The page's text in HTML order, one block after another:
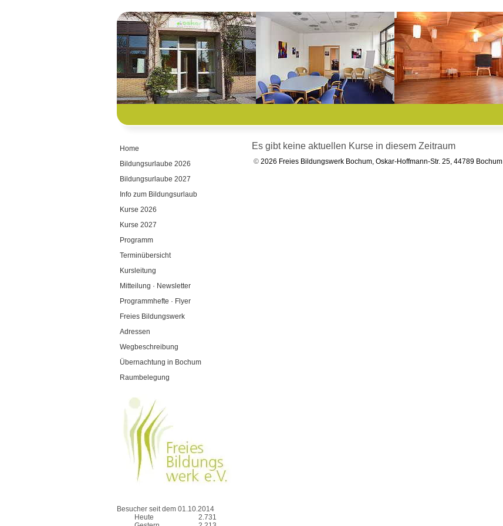
Home
Bildungsurlaube 2026
Bildungsurlaube 2027
Info zum Bildungsurlaub
Kurse 2026
Kurse 2027
Programm
Terminübersicht
Kursleitung
Mitteilung · Newsletter
Programmhefte · Flyer
Freies Bildungswerk
Adressen
Wegbeschreibung
Übernachtung in Bochum
Raumbelegung
Besucher seit dem 01.10.2014
Heute
2.731
Es gibt keine aktuellen Kurse in diesem Zeitraum
© 2026 Freies Bildungswerk Bochum, Oskar-Hoffmann-Str. 25, 44789 Bochum